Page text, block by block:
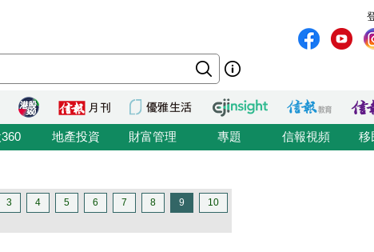
地產投資 財富管理 專題 信報視頻 移
3 4 5 6 7 8 9 10